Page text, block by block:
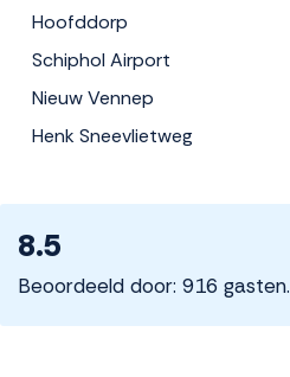
Hoofddorp
Schiphol Airport
Nieuw Vennep
Henk Sneevlietweg
8.5
Beoordeeld door: 916 gasten.